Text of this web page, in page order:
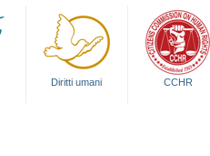
Diritti umani CCHR